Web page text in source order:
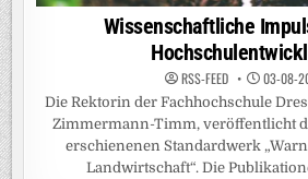
Wissenschaftliche
RSS-FEED 03-08-
Die Rektorin der Fachhochschule
Zimmermann-Timm, veröffentlicht
erschienenen Standardwerk
Landwirtschaft“. Die